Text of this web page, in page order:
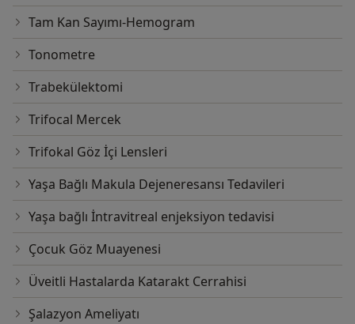
Tam Kan Sayımı-Hemogram
Tonometre
Trabekülektomi
Trifocal Mercek
Trifokal Göz İçi Lensleri
Yaşa Bağlı Makula Dejeneresansı Tedavileri
Yaşa bağlı İntravitreal enjeksiyon tedavisi
Çocuk Göz Muayenesi
Üveitli Hastalarda Katarakt Cerrahisi
Şalazyon Ameliyatı